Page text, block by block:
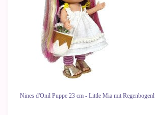
Nines d'Onil Puppe 23 cm - Little Mia mit